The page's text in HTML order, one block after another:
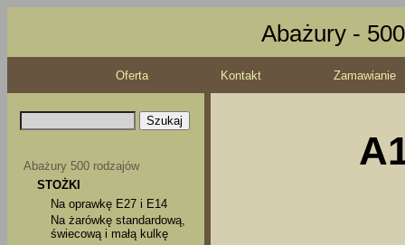
Abażury -
Oferta Kontakt Zamawianie
Abażury 500 rodzajów
STOŻKI
Na oprawkę E27 i E14
Na żarówkę standardową,
świecową i małą kulkę